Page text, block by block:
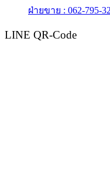
ฝ่ายขาย : 062-795-
LINE QR-Code